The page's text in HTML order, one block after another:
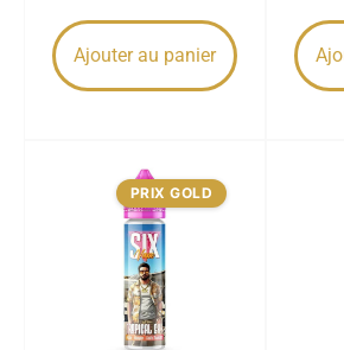
Ajouter au panier
PRIX GOLD